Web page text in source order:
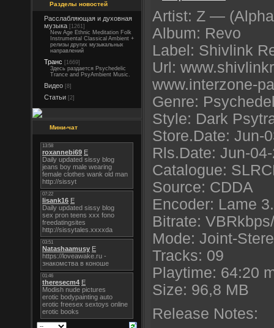
Разделы новостей
Расслабляющая и духовная
музыка [1261]
New Age Ethnic Meditation Folk
Instrumental Classical Ambient +
релизы других музыкальных
направлений
Транс [1669]
Здесь раздается Psychedelic
Trance and PsyAmbient Music.
Видео [8]
Статьи [2]
Мини-чат
Artist: Z —
Album: Revo
Label: Shivlink
Url:
www.interzone-
Genre:
Style: Dark
Store.Date: Jun-
Rls.Date: Jun-
Catalogue:
Source: CDDA
Encoder: Lame
Bitrate:
Mode: Joint-
Tracks: 09
Playtime: 64:20
Size: 96,8 MB
Release Notes: